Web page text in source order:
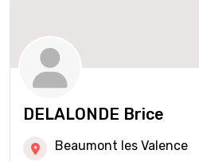
DELALONDE Brice
Beaumont les Valence